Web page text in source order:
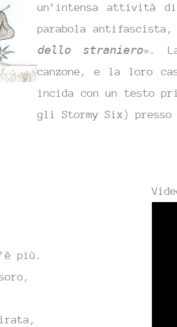
un’intensa attività
parabola antifascista,
dello straniero».
canzone, e la loro
incida con un testo
gli Stormy Six)
più.
rata,